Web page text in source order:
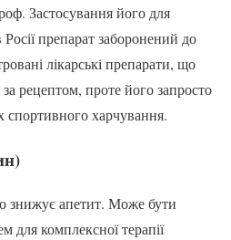
Застосування його для
препарат заборонений до
лікарські препарати, що
рецептом, проте його запросто
харчування.
знижує апетит. Може бути
для комплексної терапії